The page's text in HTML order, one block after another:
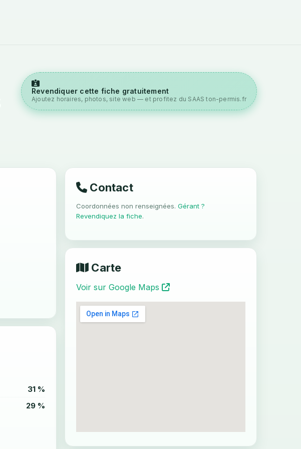
Revendiquer cette fiche gratuitement
Ajoutez horaires, photos, site web — et profitez du SAAS ton-permis.fr
31 %
29 %
Contact
Coordonnées non renseignées. Gérant ?
Revendiquez la fiche.
Carte
Voir sur Google Maps